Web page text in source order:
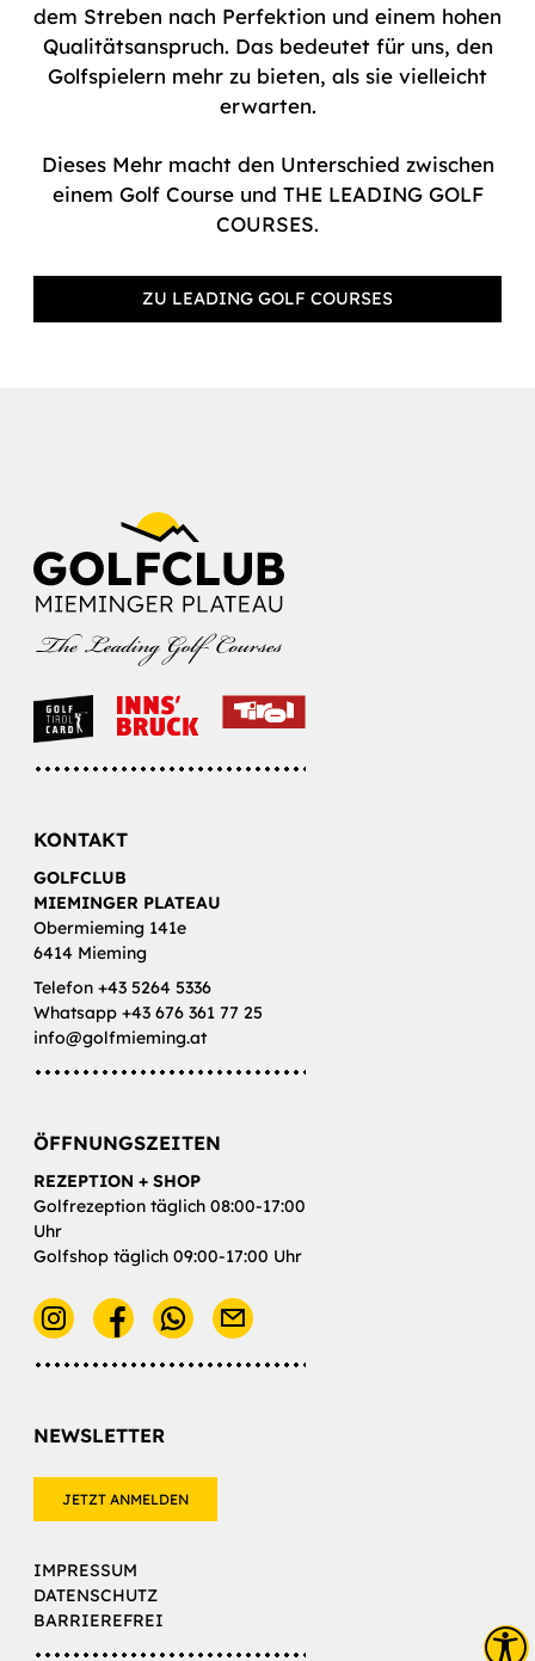
dem Streben nach Perfektion und einem hohen
Qualitätsanspruch. Das bedeutet für uns, den
Golfspielern mehr zu bieten, als sie vielleicht
erwarten.
Dieses Mehr macht den Unterschied zwischen
einem Golf Course und THE LEADING GOLF
COURSES.
ZU LEADING GOLF COURSES
KONTAKT
GOLFCLUB
MIEMINGER PLATEAU
Obermieming 141e
6414 Mieming
Telefon +43 5264 5336
Whatsapp +43 676 361 77 25
info@golfmieming.at
ÖFFNUNGSZEITEN
REZEPTION + SHOP
Golfrezeption täglich 08:00-17:00
Uhr
Golfshop täglich 09:00-17:00 Uhr
E-Mail
NEWSLETTER
JETZT ANMELDEN
IMPRESSUM
DATENSCHUTZ
BARRIEREFREI